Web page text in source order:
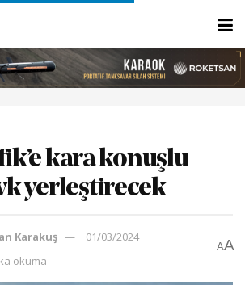
kara konuşlu
yerleştirecek
Karakuş
01/03/2024
okuma
AA